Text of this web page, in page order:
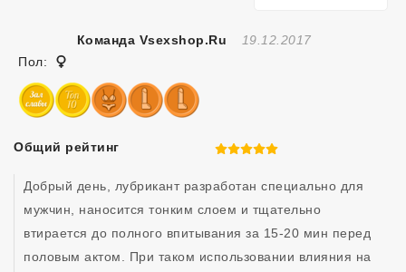
Команда Vsexshop.ru Отзыв Создан
19.12.2017
Пол:
Общий рейтинг 5 из 5
Добрый день, лубрикант разработан специально для
мужчин, наносится тонким слоем и тщательно
втирается до полного впитывания за 15-20 мин перед
половым актом. При таком использовании влияния на